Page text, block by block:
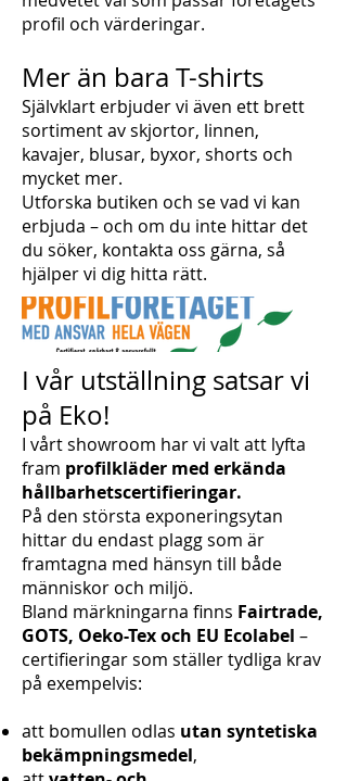
profil och värderingar.
Mer än bara T-shirts
Självklart erbjuder vi även ett brett
sortiment av skjortor, linnen,
kavajer, blusar, byxor, shorts och
mycket mer.
Utforska butiken och se vad vi kan
erbjuda – och om du inte hittar det
du söker, kontakta oss gärna, så
hjälper vi dig hitta rätt.
I vår utställning satsar vi
på Eko!
I vårt showroom har vi valt att lyfta
fram profilkläder med erkända
hållbarhetscertifieringar.
På den största exponeringsytan
hittar du endast plagg som är
framtagna med hänsyn till både
människor och miljö.
Bland märkningarna finns Fairtrade,
GOTS, Oeko-Tex och EU Ecolabel –
certifieringar som ställer tydliga krav
på exempelvis:
att bomullen odlas utan syntetiska
bekämpningsmedel,